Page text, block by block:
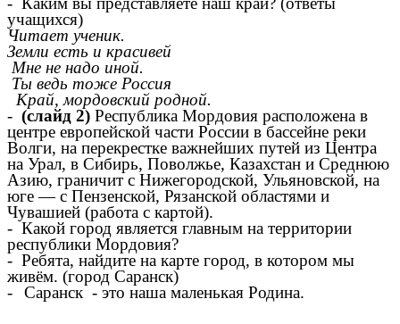
учащихся)
Читает ученик.
Земли есть и красивей
Мне не надо иной.
Ты ведь тоже Россия
Край, мордовский родной.
- (слайд 2) Республика Мордовия расположена в
центре европейской части России в бассейне реки
Волги, на перекрестке важнейших путей из Центра
на Урал, в Сибирь, Поволжье, Казахстан и Среднюю
Азию, граничит с Нижегородской, Ульяновской, на
юге — с Пензенской, Рязанской областями и
Чувашией (работа с картой).
- Какой город является главным на территории
республики Мордовия?
- Ребята, найдите на карте город, в котором мы
живём. (город Саранск)
-
Саранск - это наша маленькая Родина.